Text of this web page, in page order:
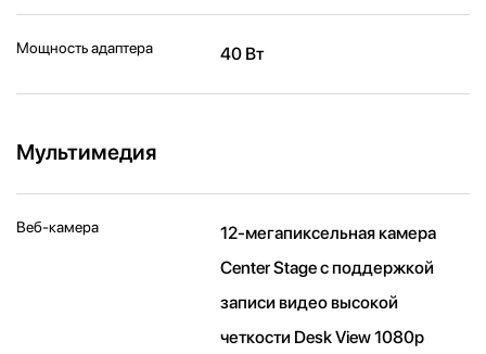
Мощность адаптера 40 Вт
Мультимедия
Веб-камера
12-мегапиксельная камера
Center Stage с поддержкой
записи видео высокой
четкости Desk View 1080p